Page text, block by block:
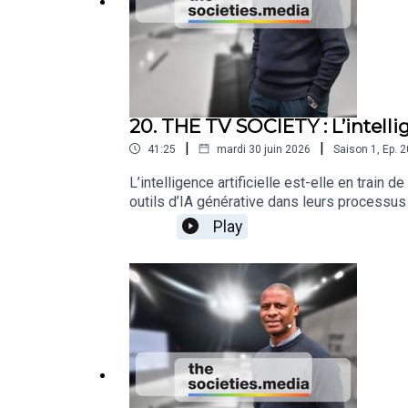
20. THE TV SOCIETY :
41:25 | mardi 30 juin 2026 | Saison 1 Ep.
L’intelligence artificielle est-elle en train
outils d’IA générative dans leurs
génération vidéo… l’IA ouvre de
thèmes abordés dans cet épisode : •
Agency Jérémy Gross 🤖 –
anglais. Partenaire opérationnel :
MEDIA https://www.thesocieties.media/
Play